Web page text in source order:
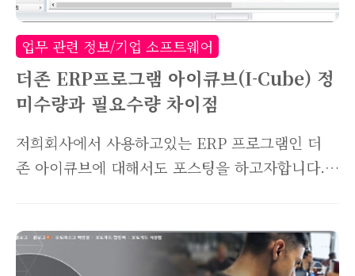
확인하는 방법도 있으니, 걱정마시고 따라오셔도
됩니다. ※ 아이큐브 서버세팅방법은 동일하나 설
치링크가 변경되었습니다. 아래 최신판 글을 참고
하세요! ..
업무 관련 정보/기업 소프트웨어
더존 ERP프로그램 아이큐브(I-Cube) 정
미수량과 필요수량 차이점
저희회사에서 사용하고있는 ERP 프로그램인 더
존 아이큐브에 대해서도 포스팅을 하고자합니다.
습니다.ERP를 설치해서 서버연결하는 방법부터
아이큐브 꿀팁까지 순차적으로 포스팅하려했지만